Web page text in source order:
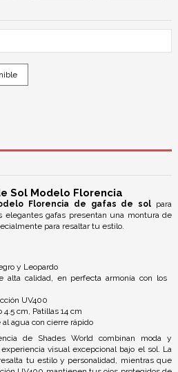
Sol Modelo Florencia
Florencia de gafas de sol para
elegantes gafas presentan una montura de
para resaltar tu estilo.
y Leopardo
alta calidad, en perfecta armonía con los
UV400
cm, Patillas 14 cm
agua con cierre rápido
de Shades World combinan moda y
visual excepcional bajo el sol. La
tu estilo y personalidad, mientras que